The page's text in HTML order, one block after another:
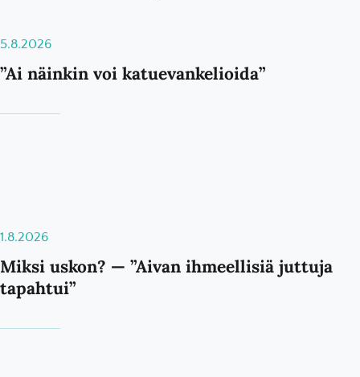
5.8.2026
”Ai näinkin voi katuevankelioida”
1.8.2026
Miksi uskon? — ”Aivan ihmeellisiä juttuja
tapahtui”